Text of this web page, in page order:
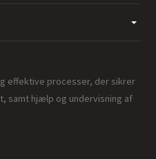
effektive processer, der sikrer
samt hjælp og undervisning af